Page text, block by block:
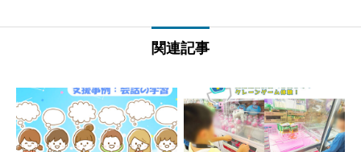
関連記事